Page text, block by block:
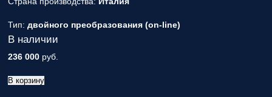
Тип: двойного преобразования (on-line)
В наличии
236 000 руб.
В корзину